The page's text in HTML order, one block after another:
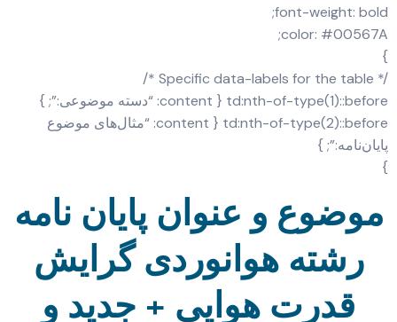
font-weight: bold;
color: #00567A;
}
/* Specific data-labels for the table */
td:nth-of-type(1)::before { content: “دسته موضوعی:”; }
td:nth-of-type(2)::before { content: “مثال‌های موضوع
پایان‌نامه:”; }
}
موضوع و عنوان پایان نامه
رشته هوانوردی گرایش
قدرت هوایی + جدید و